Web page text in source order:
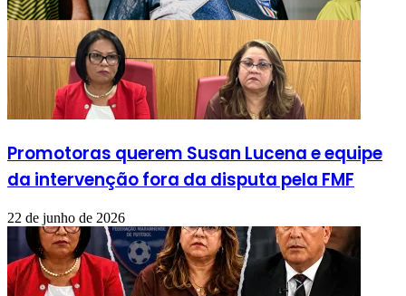
Promotoras querem Susan Lucena e equipe
da intervenção fora da disputa pela FMF
22 de junho de 2026